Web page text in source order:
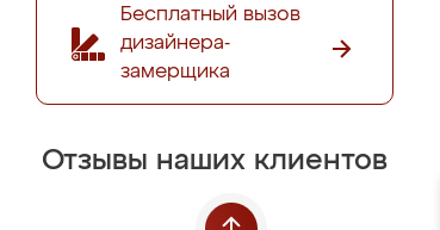
Бесплатный вызов
дизайнера-
замерщика
Отзывы наших клиентов